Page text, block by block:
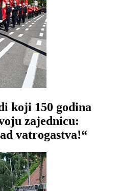
koji 150 godina
zajednicu:
vatrogastva!“